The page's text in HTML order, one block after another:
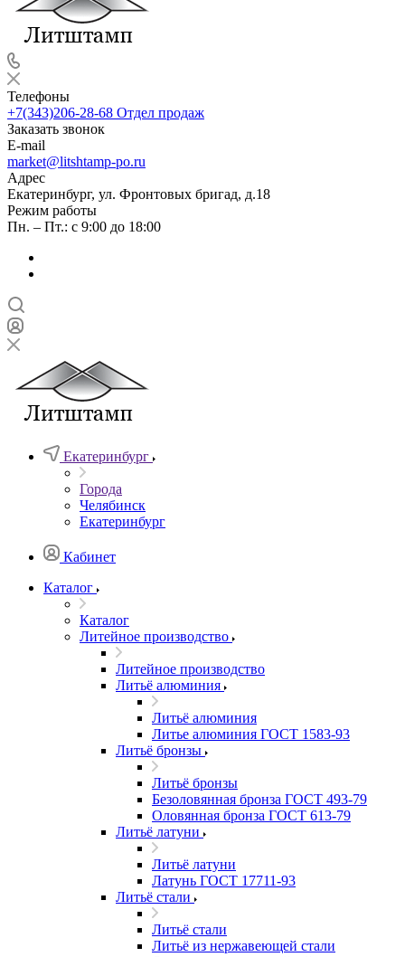
Телефоны
+7(343)206-28-68 Отдел продаж
Заказать звонок
E-mail
market@litshtamp-po.ru
Адрес
Екатеринбург, ул. Фронтовых бригад, д.18
Режим работы
Пн. – Пт.: с 9:00 до 18:00
Екатеринбург
Города
Челябинск
Екатеринбург
Кабинет
Каталог
Каталог
Литейное производство
Литейное производство
Литьё алюминия
Литьё алюминия
Литье алюминия ГОСТ 1583-93
Литьё бронзы
Литьё бронзы
Безоловянная бронза ГОСТ 493-79
Оловянная бронза ГОСТ 613-79
Литьё латуни
Литьё латуни
Латунь ГОСТ 17711-93
Литьё стали
Литьё стали
Литьё из нержавеющей стали